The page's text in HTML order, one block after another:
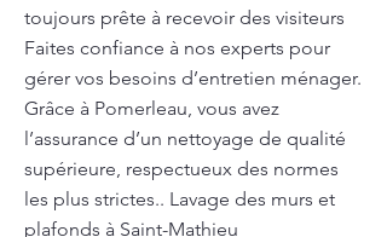
toujours prête à recevoir des visiteurs
Faites confiance à nos experts pour
gérer vos besoins d’entretien ménager.
Grâce à Pomerleau, vous avez
l’assurance d’un nettoyage de qualité
supérieure, respectueux des normes
les plus strictes.. Lavage des murs et
plafonds à Saint-Mathieu